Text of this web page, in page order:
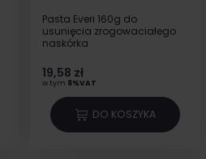
Pasta Everi 160g do
usunięcia zrogowaciałego
naskórka
19,58 zł
w tym 8%VAT
DO KOSZYKA